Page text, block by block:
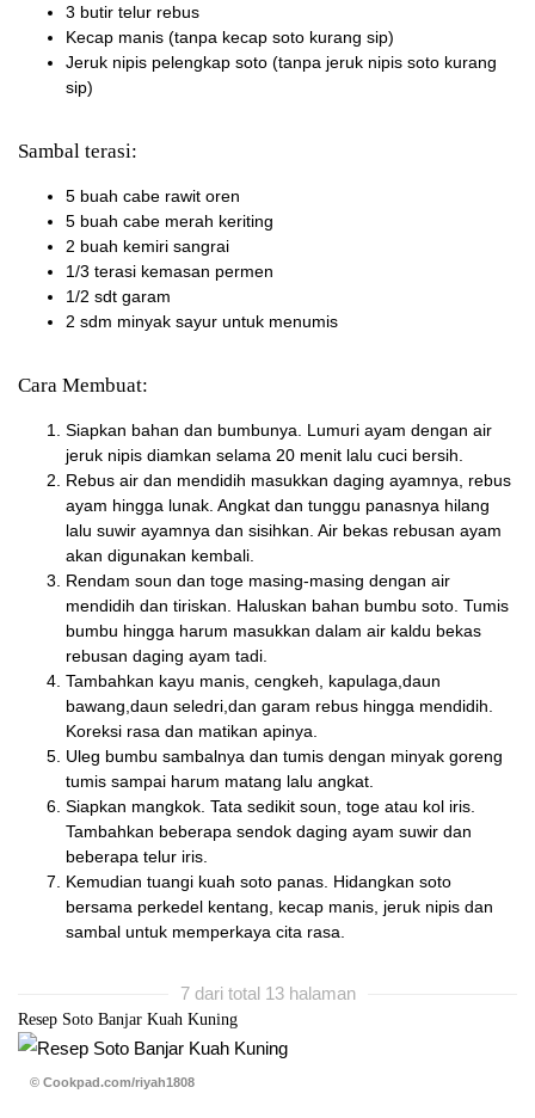
3 butir telur rebus
Kecap manis (tanpa kecap soto kurang sip)
Jeruk nipis pelengkap soto (tanpa jeruk nipis soto kurang
sip)
Sambal terasi:
5 buah cabe rawit oren
5 buah cabe merah keriting
2 buah kemiri sangrai
1/3 terasi kemasan permen
1/2 sdt garam
2 sdm minyak sayur untuk menumis
Cara Membuat:
Siapkan bahan dan bumbunya. Lumuri ayam dengan air
jeruk nipis diamkan selama 20 menit lalu cuci bersih.
Rebus air dan mendidih masukkan daging ayamnya, rebus
ayam hingga lunak. Angkat dan tunggu panasnya hilang
lalu suwir ayamnya dan sisihkan. Air bekas rebusan ayam
akan digunakan kembali.
Rendam soun dan toge masing-masing dengan air
mendidih dan tiriskan. Haluskan bahan bumbu soto. Tumis
bumbu hingga harum masukkan dalam air kaldu bekas
rebusan daging ayam tadi.
Tambahkan kayu manis, cengkeh, kapulaga,daun
bawang,daun seledri,dan garam rebus hingga mendidih.
Koreksi rasa dan matikan apinya.
Uleg bumbu sambalnya dan tumis dengan minyak goreng
tumis sampai harum matang lalu angkat.
Siapkan mangkok. Tata sedikit soun, toge atau kol iris.
Tambahkan beberapa sendok daging ayam suwir dan
beberapa telur iris.
Kemudian tuangi kuah soto panas. Hidangkan soto
bersama perkedel kentang, kecap manis, jeruk nipis dan
sambal untuk memperkaya cita rasa.
7 dari total 13 halaman
Resep Soto Banjar Kuah Kuning
© Cookpad.com/riyah1808